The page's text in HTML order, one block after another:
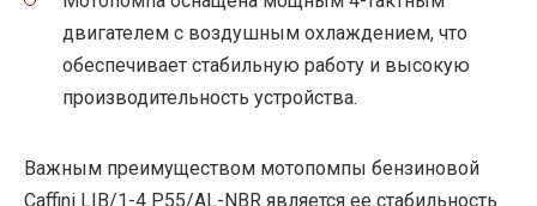
двигателем с воздушным охлаждением, что
обеспечивает стабильную работу и высокую
производительность устройства.
Важным преимуществом мотопомпы бензиновой
Caffini LIB/1-4 P55/AL-NBR является ее стабильность